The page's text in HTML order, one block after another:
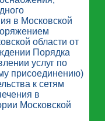
в Московской
области от
Порядка
услуг по
присоединению)
к сетям
в
Московской